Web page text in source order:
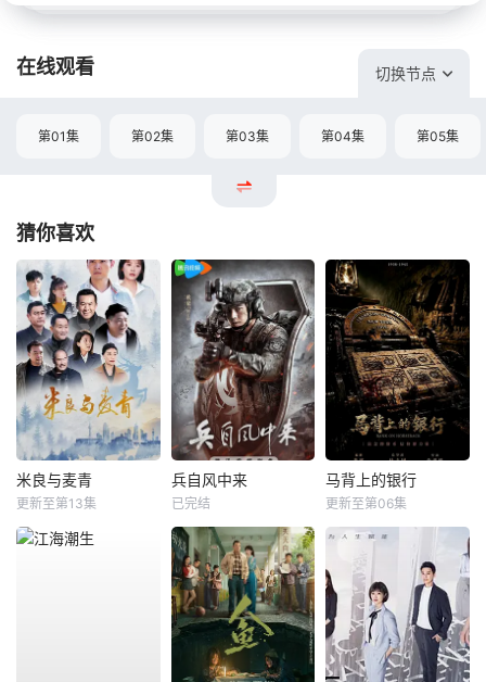
在线观看 切换节点
第01集 第02集 第03集 第04集 第05集
猜你喜欢
米良与麦青
更新至第13集
兵自风中来
已完结
马背上的银行
更新至第06集